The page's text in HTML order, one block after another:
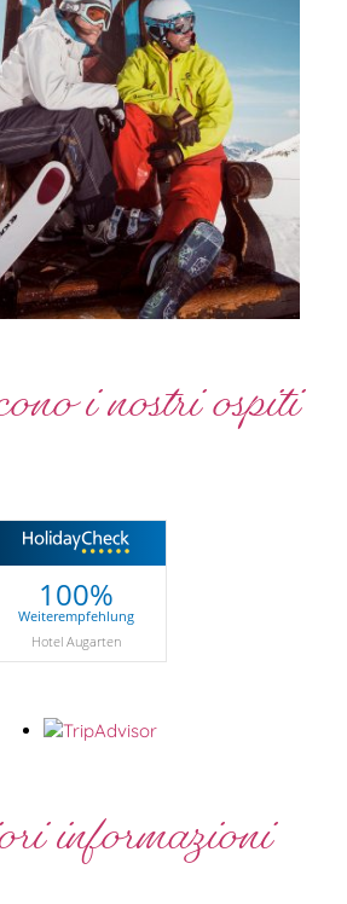
i nostri ospiti
100%
Weiterempfehlung
Hotel Augarten
informazioni